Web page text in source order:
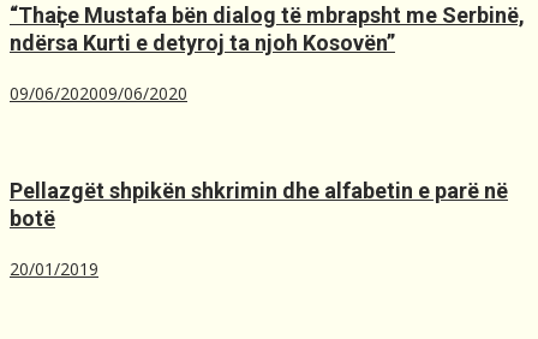
“Thaҫi e Mustafa bën dialog të mbrapsht me Serbinë,
ndërsa Kurti e detyroj ta njoh Kosovën”
09/06/202009/06/2020
Pellazgët shpikën shkrimin dhe alfabetin e parë në
botë
20/01/2019